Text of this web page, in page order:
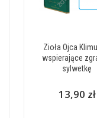
Zioła Ojca
wspierające
sylwetkę
13,90 zł